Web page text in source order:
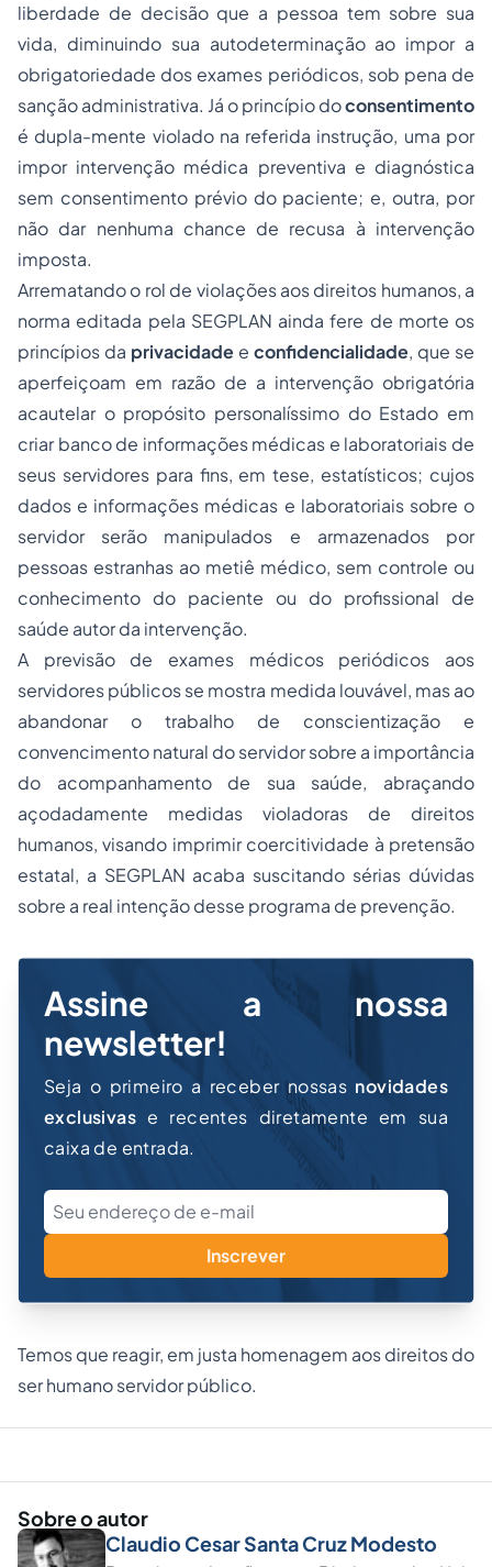
liberdade de decisão que a pessoa tem sobre sua
vida, diminuindo sua autodeterminação ao impor a
obrigatoriedade dos exames periódicos, sob pena de
sanção administrativa. Já o princípio doconsentimento
é dupla-mente violado na referida instrução, uma por
impor intervenção médica preventiva e diagnóstica
sem consentimento prévio do paciente; e, outra, por
não dar nenhuma chance de recusa à intervenção
imposta.
Arrematando o rol de violações aos direitos humanos, a
norma editada pela SEGPLAN ainda fere de morte os
princípios da privacidade e confidencialidade, que se
aperfeiçoam em razão de a intervenção obrigatória
acautelar o propósito personalíssimo do Estado em
criar banco de informações médicas e laboratoriais de
seus servidores para fins, em tese, estatísticos; cujos
dados e informações médicas e laboratoriais sobre o
servidor serão manipulados e armazenados por
pessoas estranhas ao metiê médico, sem controle ou
conhecimento do paciente ou do profissional de
saúde autor da intervenção.
A previsão de exames médicos periódicos aos
servidores públicos se mostra medida louvável, mas ao
abandonar o trabalho de conscientização e
convencimento natural do servidor sobre a importância
do acompanhamento de sua saúde, abraçando
açodadamente medidas violadoras de direitos
humanos, visando imprimir coercitividade à pretensão
estatal, a SEGPLAN acaba suscitando sérias dúvidas
sobre a real intenção desse programa de prevenção.
Assine a nossa
newsletter!
Seja o primeiro a receber nossas novidades
exclusivas e recentes diretamente em sua
caixa de entrada.
Inscrever
Temos que reagir, em justa homenagem aos direitos do
ser humano servidor público.
Sobre o autor
Claudio Cesar Santa Cruz Modesto